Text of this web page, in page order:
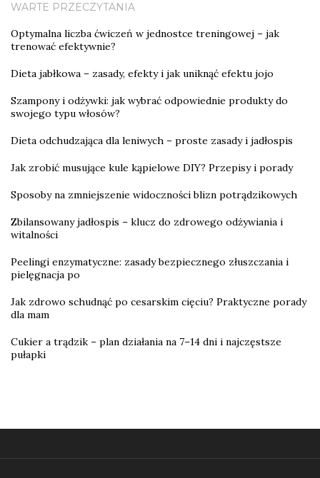
WARTE PRZECZYTANIA
Optymalna liczba ćwiczeń w jednostce treningowej – jak
trenować efektywnie?
Dieta jabłkowa – zasady, efekty i jak uniknąć efektu jojo
Szampony i odżywki: jak wybrać odpowiednie produkty do
swojego typu włosów?
Dieta odchudzająca dla leniwych – proste zasady i jadłospis
Jak zrobić musujące kule kąpielowe DIY? Przepisy i porady
Sposoby na zmniejszenie widoczności blizn potrądzikowych
Zbilansowany jadłospis – klucz do zdrowego odżywiania i
witalności
Peelingi enzymatyczne: zasady bezpiecznego złuszczania i
pielęgnacja po
Jak zdrowo schudnąć po cesarskim cięciu? Praktyczne porady
dla mam
Cukier a trądzik – plan działania na 7–14 dni i najczęstsze
pułapki